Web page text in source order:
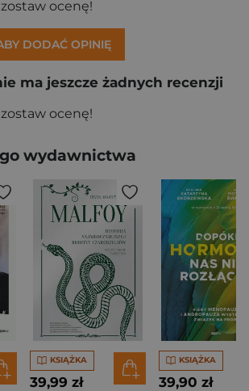
ocenę!
DODAĆ OPINIĘ
ma jeszcze żadnych recenzji
ocenę!
wydawnictwa
KSIĄŻKA
39,99 zł
KSIĄŻKA
39,90 zł